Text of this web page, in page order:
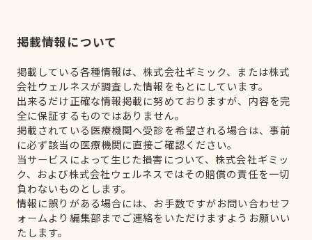
掲載情報について
掲載している各種情報は、株式会社ギミック、または株式
会社ウェルネスが調査した情報をもとにしています。
出来るだけ正確な情報掲載に努めておりますが、内容を完
全に保証するものではありません。
掲載されている医療機関へ受診を希望される場合は、事前
に必ず該当の医療機関に直接ご確認ください。
当サービスによって生じた損害について、株式会社ギミッ
ク、および株式会社ウェルネスではその賠償の責任を一切
負わないものとします。
情報に誤りがある場合には、お手数ですがお問い合わせフ
ォームより編集部までご連絡をいただけますようお願いい
たします。